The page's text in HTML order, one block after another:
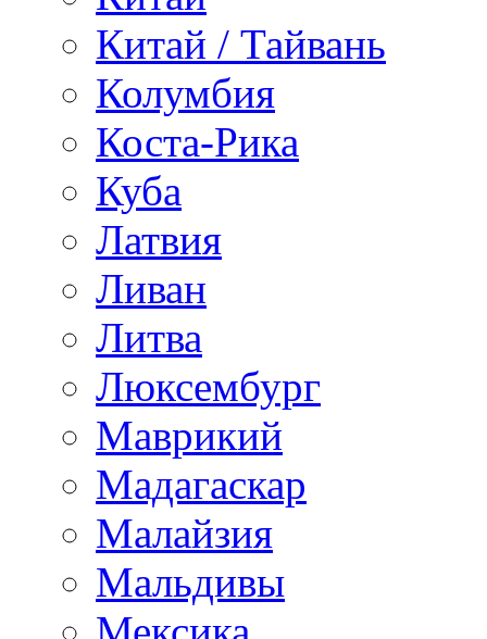
Китай / Тайвань
Колумбия
Коста-Рика
Куба
Латвия
Ливан
Литва
Люксембург
Маврикий
Мадагаскар
Малайзия
Мальдивы